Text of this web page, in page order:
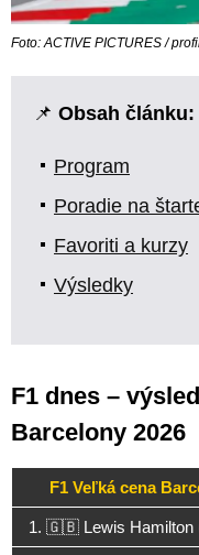
Foto: ACTIVE PICTURES /
📌 Obsah článku:
Program
Poradie na
Favoriti a kurzy
Výsledky
F1 dnes –
Barcelony 2026
F1 Veľká cena
1. 🇬🇧 Lewis Hamilton